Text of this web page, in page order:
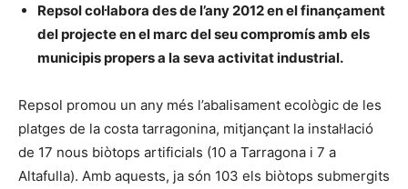
Repsol col·labora des de l’any 2012 en el finançament
del projecte en el marc del seu compromís amb els
municipis propers a la seva activitat industrial.
Repsol promou un any més l’abalisament ecològic de les
platges de la costa tarragonina, mitjançant la instal·lació
de 17 nous biòtops artificials (10 a Tarragona i 7 a
Altafulla). Amb aquests, ja són 103 els biòtops submergits